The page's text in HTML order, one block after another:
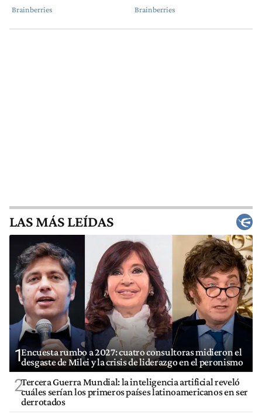
LAS MÁS LEÍDAS
1Encuesta rumbo a 2027: cuatro consultoras midieron el
desgaste de Milei y la crisis de liderazgo en el peronismo
2Tercera Guerra Mundial: la inteligencia artificial reveló
cuáles serían los primeros países latinoamericanos en ser
derrotados